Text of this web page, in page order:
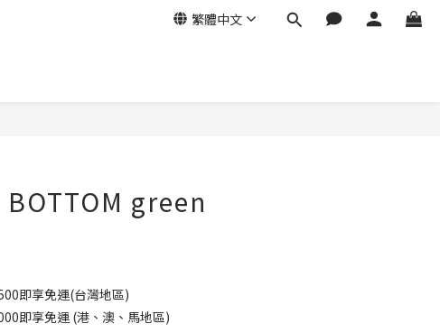
繁體中文
BOTTOM green
即享免運(台灣地區)
即享免運 (港、澳、馬地區)